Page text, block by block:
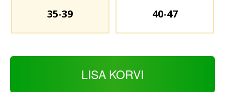
35-39 40-47
LISA KORVI